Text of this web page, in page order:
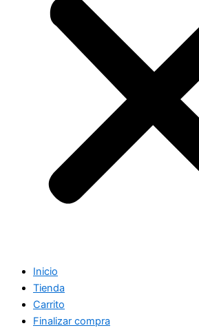
Inicio
Tienda
Carrito
Finalizar compra